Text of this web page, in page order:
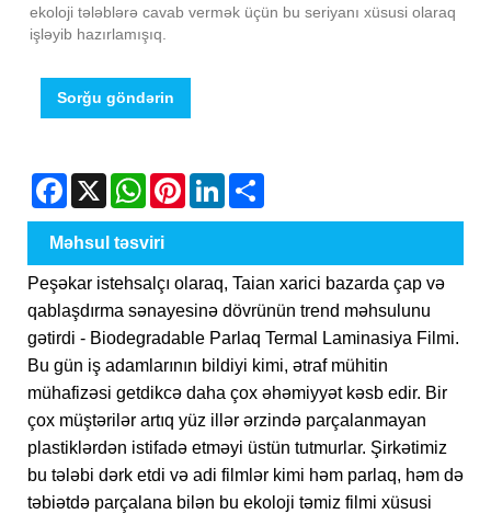
ekoloji tələblərə cavab vermək üçün bu seriyanı xüsusi olaraq
işləyib hazırlamışıq.
Sorğu göndərin
Facebook
X WhatsAppPinterestLinkedIn
Məhsul təsviri
Peşəkar istehsalçı olaraq, Taian xarici bazarda çap və
qablaşdırma sənayesinə dövrünün trend məhsulunu
gətirdi - Biodegradable Parlaq Termal Laminasiya Filmi.
Bu gün iş adamlarının bildiyi kimi, ətraf mühitin
mühafizəsi getdikcə daha çox əhəmiyyət kəsb edir. Bir
çox müştərilər artıq yüz illər ərzində parçalanmayan
plastiklərdən istifadə etməyi üstün tutmurlar. Şirkətimiz
bu tələbi dərk etdi və adi filmlər kimi həm parlaq, həm də
təbiətdə parçalana bilən bu ekoloji təmiz filmi xüsusi